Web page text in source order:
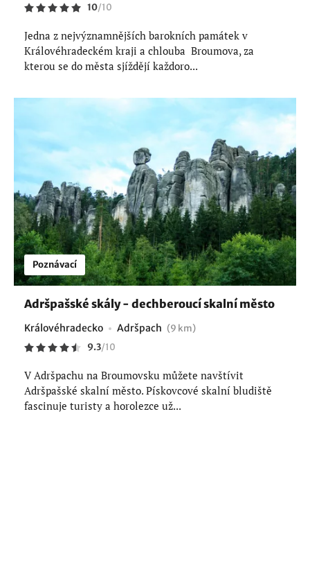
10/10
Jedna z nejvýznamnějších barokních památek v
Královéhradeckém kraji a chlouba Broumova, za
kterou se do města sjíždějí každoro...
Poznávací
Adršpašské skály - dechberoucí skalní město
Královéhradecko Adršpach (9 km)
9.3/10
V Adršpachu na Broumovsku můžete navštívit
Adršpašské skalní město. Pískovcové skalní bludiště
fascinuje turisty a horolezce už...